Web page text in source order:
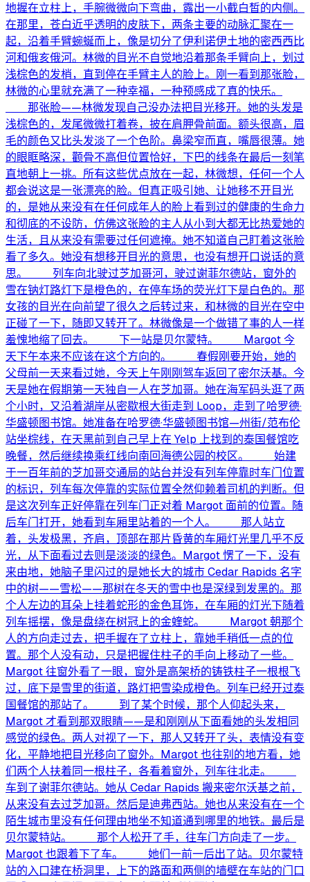
地握在立柱上，手腕微微向下弯曲，露出一小截白皙的内侧。
在那里，苍白近乎透明的皮肤下，两条主要的动脉汇聚在一
起，沿着手臂蜿蜒而上，像是切分了伊利诺伊土地的密西西比
河和俄亥俄河。林微的目光不自觉地沿着那条手臂向上，划过
浅棕色的发梢，直到停在手臂主人的脸上。刚一看到那张脸，
林微的心里就充满了一种幸福，一种预感成了真的快乐。
那张脸——林微发现自己没办法把目光移开。她的头发是
浅棕色的，发尾微微打着卷，披在肩胛骨前面。额头很高，眉
毛的颜色又比头发淡了一个色阶。鼻梁窄而直，嘴唇很薄。她
的眼眶略深，颧骨不高但位置恰好，下巴的线条在最后一刻笔
直地朝上一挑。所有这些优点放在一起，林微想，任何一个人
都会说这是一张漂亮的脸。但真正吸引她、让她移不开目光
的，是她从来没有在任何成年人的脸上看到过的健康的生命力
和彻底的不设防，仿佛这张脸的主人从小到大都无比热爱她的
生活，且从来没有需要过任何遮掩。她不知道自己盯着这张脸
看了多久。她没有想移开目光的意思，也没有想开口说话的意
思。 列车向北驶过芝加哥河，驶过谢菲尔德站，窗外的
雪在钠灯路灯下是橙色的，在停车场的荧光灯下是白色的。那
女孩的目光在向前望了很久之后转过来，和林微的目光在空中
正碰了一下，随即又转开了。林微像是一个做错了事的人一样
羞愧地缩了回去。 下一站是贝尔蒙特。 Margot 今
天下午本来不应该在这个方向的。 春假刚要开始，她的
父母前一天来看过她，今天上午刚刚驾车返回了密尔沃基。今
天是她在假期第一天独自一人在芝加哥。她在海军码头逛了两
个小时，又沿着湖岸从密歇根大街走到 Loop，走到了哈罗德·
华盛顿图书馆。她准备在哈罗德·华盛顿图书馆—州街/范布伦
站坐棕线，在天黑前到自己早上在 Yelp 上找到的泰国餐馆吃
晚餐，然后继续换乘红线向南回海德公园的校区。 始建
于一百年前的芝加哥交通局的站台并没有列车停靠时车门位置
的标识，列车每次停靠的实际位置全然仰赖着司机的判断。但
是这次列车正好停靠在列车门正对着 Margot 面前的位置。随
后车门打开，她看到车厢里站着的一个人。 那人站立
着，头发极黑，齐肩，顶部在那片昏黄的车厢灯光里几乎不反
光，从下面看过去则是淡淡的绿色。Margot 愣了一下，没有
来由地，她脑子里闪过的是她长大的城市 Cedar Rapids 名字
中的树——雪松——那树在冬天的雪中也是深绿到发黑的。那
个人左边的耳朵上挂着蛇形的金色耳饰，在车厢的灯光下随着
列车摇摆，像是盘绕在树冠上的金蝰蛇。 Margot 朝那个
人的方向走过去，把手握在了立柱上，靠她手稍低一点的位
置。那个人没有动，只是把握住柱子的手向上移动了一些。
Margot 往窗外看了一眼，窗外是高架桥的铸铁柱子一根根飞
过，底下是雪里的街道，路灯把雪染成橙色。列车已经开过泰
国餐馆的那站了。 到了某个时候，那个人仰起头来，
Margot 才看到那双眼睛——是和刚刚从下面看她的头发相同
感觉的绿色。两人对视了一下，那人又转开了头，表情没有变
化，平静地把目光移向了窗外。Margot 也往别的地方看，她
们两个人扶着同一根柱子，各看着窗外，列车往北走。
车到了谢菲尔德站。她从 Cedar Rapids 搬来密尔沃基之前，
从来没有去过芝加哥。然后是迪弗西站。她也从来没有在一个
陌生城市里没有任何理由地坐不知道通到哪里的地铁。最后是
贝尔蒙特站。 那个人松开了手，往车门方向走了一步。
Margot 也跟着下了车。 她们一前一后出了站。贝尔蒙特
站的入口建在桥洞里，上下的路面和两侧的墙壁在车站的门口